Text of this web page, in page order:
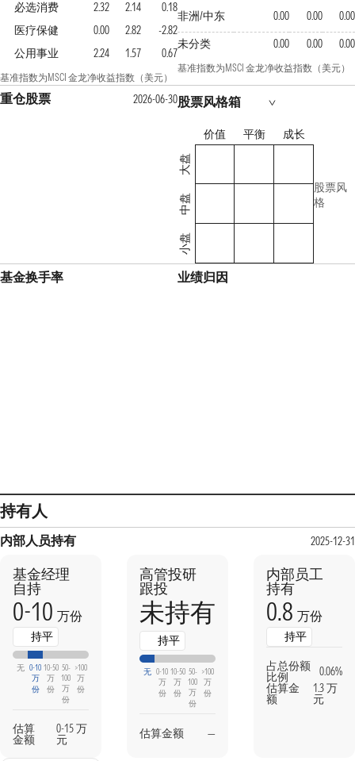
必选消费
2.32 2.14
0.18
医疗保健
0.00 2.82
-2.82
公用事业
2.24 1.57 0.67
基准指数为MSCI 金龙净收益指数（美元）
非洲/中东
0.00 0.00
0.00
未分类
0.00 0.00 0.00
基准指数为MSCI 金龙净收益指数（美元）
重仓股票 2026-06-30股票风格箱
价值 平衡 成长
大盘
中盘
小盘
股票风
格
基金换手率 业绩归因
持有人
内部人员持有 2025-12-31
基金经理
自持
0-10 万份
持平
无 0-10
万
份
10-50
万
份
50-
100
万
份
>100
万
份
估算
金额
0-15 万
元
高管投研
跟投
未持有
持平
无 0-10
万
份
10-50
万
份
50-
100
万
份
>100
万
份
估算金额 —
内部员工
持有
0.8 万份
持平
占总份额
比例
0.06%
估算金
额
1.3 万
元